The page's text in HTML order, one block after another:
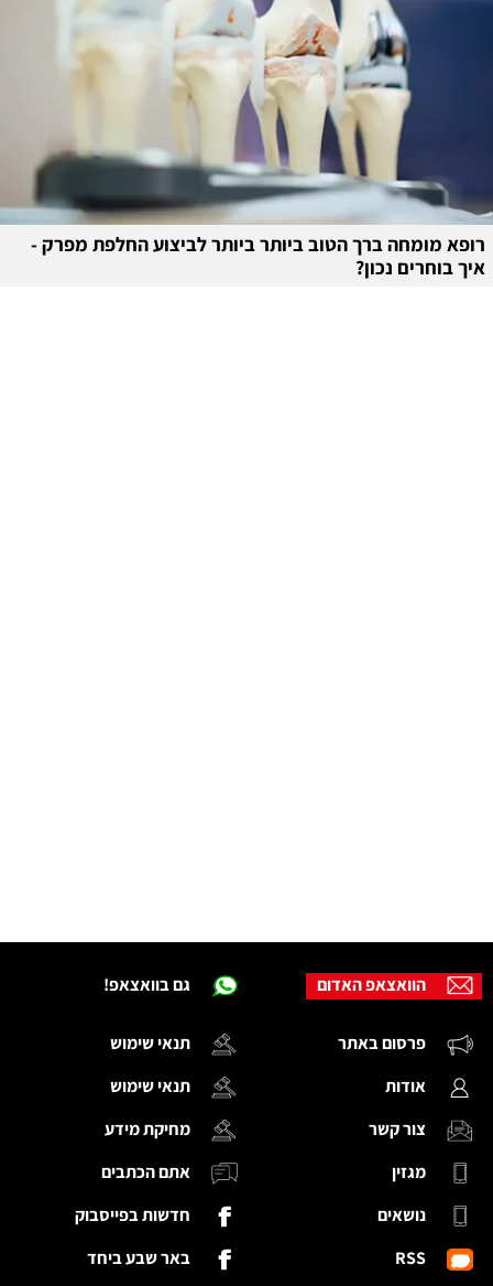
רופא מומחה ברך הטוב ביותר ביותר לביצוע החלפת מפרק -
איך בוחרים נכון?
גם בוואצאפ!
תנאי שימוש
תנאי שימוש
מחיקת מידע
אתם הכתבים
חדשות בפייסבוק
באר שבע ביחד
הוואצאפ האדום
פרסום באתר
אודות
צור קשר
מגזין
נושאים
RSS